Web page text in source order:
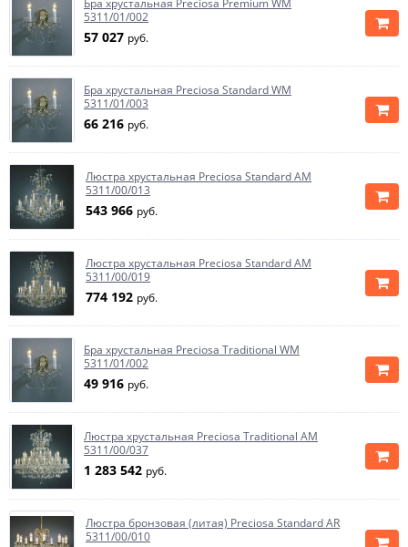
Бра хрустальная Preciosa Premium WM
5311/01/002
57 027 руб.
Бра хрустальная Preciosa Standard WM
5311/01/003
66 216 руб.
Люстра хрустальная Preciosa Standard AM
5311/00/013
543 966 руб.
Люстра хрустальная Preciosa Standard AM
5311/00/019
774 192 руб.
Бра хрустальная Preciosa Traditional WM
5311/01/002
49 916 руб.
Люстра хрустальная Preciosa Traditional AM
5311/00/037
1 283 542 руб.
Люстра бронзовая (литая) Preciosa Standard AR
5311/00/010